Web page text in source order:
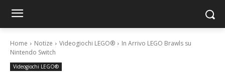
Home Notize Videogiochi LEGO®
In Arrivo LEGO Brawls su
Nintendo Switch
Videogiochi LEGO®